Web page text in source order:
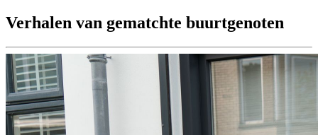
Verhalen van gematchte buurtgenoten